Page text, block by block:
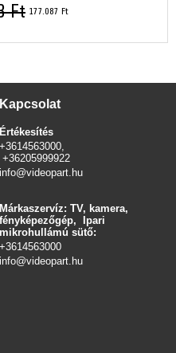
Ft 177.087 Ft
Kapcsolat
Értékesítés
+3614563000,
+36205999922
info@videopart.hu
Márkaszervíz: TV, kamera,
fényképezőgép, Ipari
mikrohullámú sütő:
+3614563000
info@videopart.hu